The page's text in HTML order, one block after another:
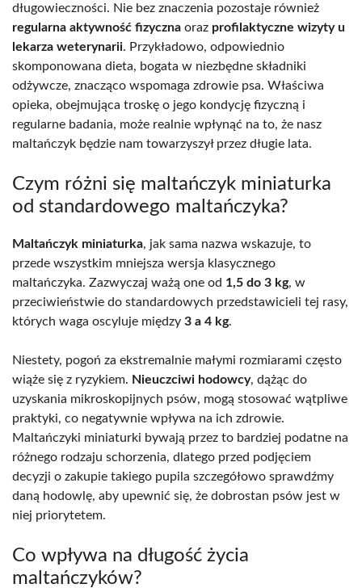
długowieczności. Nie bez znaczenia pozostaje również
regularna aktywność fizyczna oraz profilaktyczne wizyty u
lekarza weterynarii. Przykładowo, odpowiednio
skomponowana dieta, bogata w niezbędne składniki
odżywcze, znacząco wspomaga zdrowie psa. Właściwa
opieka, obejmująca troskę o jego kondycję fizyczną i
regularne badania, może realnie wpłynąć na to, że nasz
maltańczyk będzie nam towarzyszył przez długie lata.
Czym różni się maltańczyk miniaturka
od standardowego maltańczyka?
Maltańczyk miniaturka, jak sama nazwa wskazuje, to
przede wszystkim mniejsza wersja klasycznego
maltańczyka. Zazwyczaj ważą one od 1,5 do 3 kg, w
przeciwieństwie do standardowych przedstawicieli tej rasy,
których waga oscyluje między 3 a 4 kg.
Niestety, pogoń za ekstremalnie małymi rozmiarami często
wiąże się z ryzykiem. Nieuczciwi hodowcy, dążąc do
uzyskania mikroskopijnych psów, mogą stosować wątpliwe
praktyki, co negatywnie wpływa na ich zdrowie.
Maltańczyki miniaturki bywają przez to bardziej podatne na
różnego rodzaju schorzenia, dlatego przed podjęciem
decyzji o zakupie takiego pupila szczegółowo sprawdźmy
daną hodowlę, aby upewnić się, że dobrostan psów jest w
niej priorytetem.
Co wpływa na długość życia
maltańczyków?